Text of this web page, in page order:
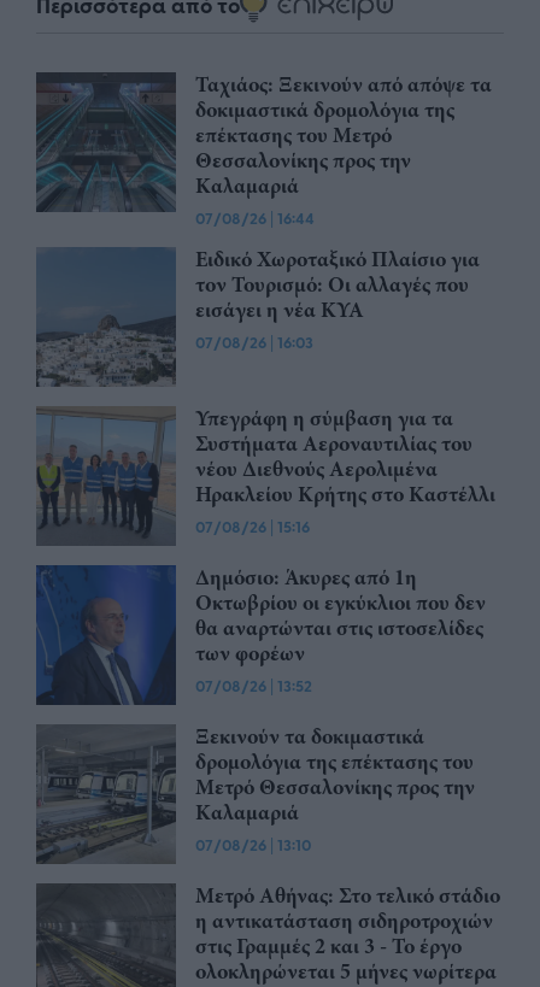
Ταχιάος: Ξεκινούν από απόψε τα
δοκιμαστικά δρομολόγια της
επέκτασης του Μετρό
Θεσσαλονίκης προς την
Καλαμαριά
07/08/26 | 16:44
Ειδικό Χωροταξικό Πλαίσιο για
τον Τουρισμό: Οι αλλαγές που
εισάγει η νέα ΚΥΑ
07/08/26 | 16:03
Υπεγράφη η σύμβαση για τα
Συστήματα Αεροναυτιλίας του
νέου Διεθνούς Αερολιμένα
Ηρακλείου Κρήτης στο Καστέλλι
07/08/26 | 15:16
Δημόσιο: Άκυρες από 1η
Οκτωβρίου οι εγκύκλιοι που δεν
θα αναρτώνται στις ιστοσελίδες
των φορέων
07/08/26 | 13:52
Ξεκινούν τα δοκιμαστικά
δρομολόγια της επέκτασης του
Μετρό Θεσσαλονίκης προς την
Καλαμαριά
07/08/26 | 13:10
Μετρό Αθήνας: Στο τελικό στάδιο
η αντικατάσταση σιδηροτροχιών
στις Γραμμές 2 και 3 - Το έργο
ολοκληρώνεται 5 μήνες νωρίτερα